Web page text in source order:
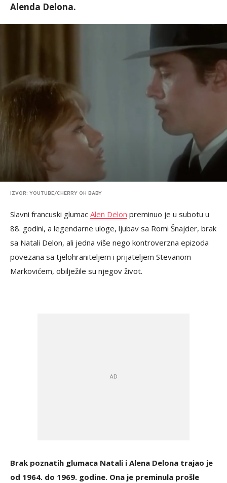
Alenda Delona.
IZVOR: YOUTUBE/CHERRY OH BABY
Slavni francuski glumac Alen Delon preminuo je u subotu u
88. godini, a legendarne uloge, ljubav sa Romi Šnajder, brak
sa Natali Delon, ali jedna više nego kontroverzna epizoda
povezana sa tjelohraniteljem i prijateljem Stevanom
Markovićem, obilježile su njegov život.
Brak poznatih glumaca Natali i Alena Delona trajao je
od 1964. do 1969. godine. Ona je preminula prošle